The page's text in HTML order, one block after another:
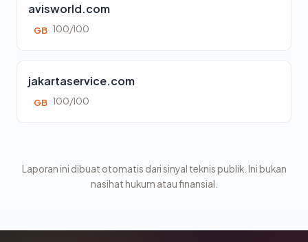
avisworld.com
GB 100/100
jakartaservice.com
GB 100/100
Laporan ini dibuat otomatis dari sinyal teknis publik. Ini bukan
nasihat hukum atau finansial.